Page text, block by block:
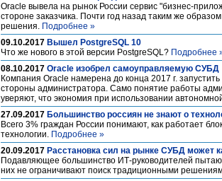
Oracle вывела на рынок России сервис "бизнес-
стороне заказчика. Почти год назад таким же
решения. Подробнее »
09.10.2017 Вышел PostgreSQL 10
Что же нового в этой версии PostgreSQL? Подробнее
08.10.2017 Oracle изобрел самоуправляемую СУБД
Компания Oracle намерена до конца 2017 г.
стороны администратора. Само понятие работы
уверяют, что экономия при использовании
27.09.2017 Большинство россиян не знают о
Всего 3% граждан России понимают, как работает
технологии. Подробнее »
20.09.2017 Расстановка сил на рынке СУБД может
Подавляющее большинство ИТ-руководителей
них не ограничивают поиск традиционными